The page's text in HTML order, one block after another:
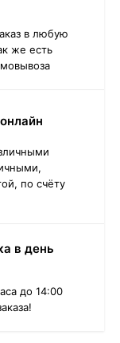
в любую
же есть
по счёту
в день
до 14:00